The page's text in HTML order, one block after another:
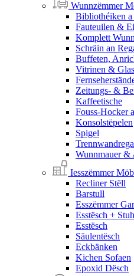
Wunnzëmmer
Bibliothéiken a
Fauteuilen &
Komplett
Schräin an
Buffeten,
Vitrinen &
Zeitungs- &
Kaffeetische
Fouss-Hocker
Konsolstëpelen
Spigel
Wunnmauer &
Iesszëmmer
Recliner Stëll
Barstull
Esszëmmer
Esstësch +
Esstësch
Säulentësch
Eckbänken
Kichen Sofaen
Epoxid Dësch